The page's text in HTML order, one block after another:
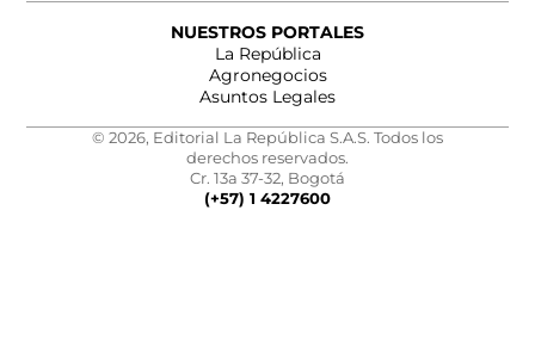
NUESTROS PORTALES
La República
Agronegocios
Asuntos Legales
© 2026, Editorial La República S.A.S. Todos los
derechos reservados.
Cr. 13a 37-32, Bogotá
(+57) 1 4227600